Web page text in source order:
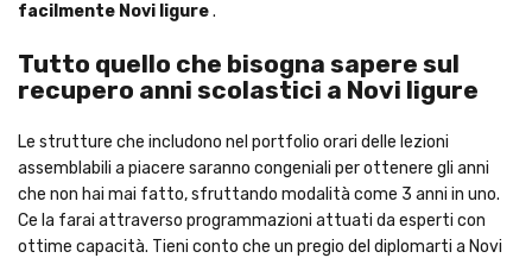
facilmente Novi ligure.
Tutto quello che bisogna sapere sul
recupero anni scolastici a Novi ligure
Le strutture che includono nel portfolio orari delle lezioni
assemblabili a piacere saranno congeniali per ottenere gli anni
che non hai mai fatto, sfruttando modalità come 3 anni in uno.
Ce la farai attraverso programmazioni attuati da esperti con
ottime capacità. Tieni conto che un pregio del diplomarti a Novi